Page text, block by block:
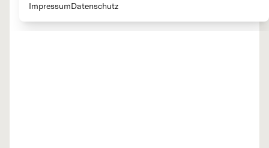
ImpressumDatenschutz